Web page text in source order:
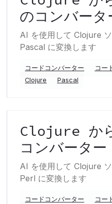
のコンバータ
AI を使用して Clojure
Pascal に変換します
コードコンバーター コー
Clojure
Pascal
Clojure か
コンバーター
AI を使用して Clojure
Perl に変換します
コードコンバーター コー